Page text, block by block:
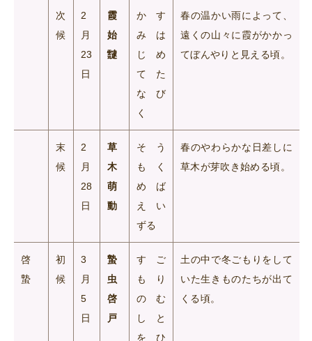
次
候
2
月
23
日
霞
始
靆
かす
みは
じめ
てた
なび
く
春の温かい雨によって、
遠くの山々に霞がかかっ
てぼんやりと見える頃。
末
候
2
月
28
日
草
木
萌
動
そう
もく
めば
えい
ずる
春のやわらかな日差しに
草木が芽吹き始める頃。
啓
蟄
初
候
3
月
5
日
蟄
虫
啓
戸
すご
もり
のむ
しと
をひ
土の中で冬ごもりをして
いた生きものたちが出て
くる頃。